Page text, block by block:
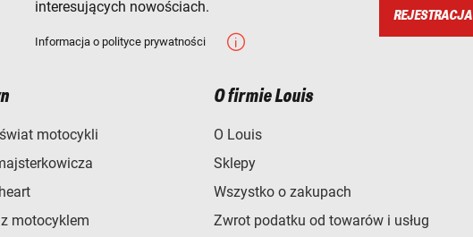
interesujących nowościach.
Informacja o polityce prywatności
REJESTRACJA
motocykli
motocyklem
O firmie Louis
O Louis
Sklepy
Wszystko o zakupach
Zwrot podatku od towarów i usług